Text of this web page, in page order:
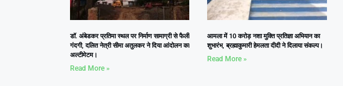
डॉ. अंबेडकर प्रतिमा स्थल पर निर्माण सामाग्री से फैली
गंदगी, दलित नेत्री सीमा अतुलकर ने दिया आंदोलन का
अल्टीमेटम।
Read More »
आमला में 10 करोड़ नशा मुक्ति प्रतिज्ञा अभियान का
शुभारंभ, ब्रह्माकुमारी हेमलता दीदी ने दिलाया संकल्प।
Read More »